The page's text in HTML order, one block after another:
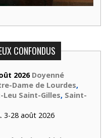
CONFONDUS
2026 Doyenné
Dame de Lourdes,
Leu Saint-Gilles, Saint-
3-28 août 2026